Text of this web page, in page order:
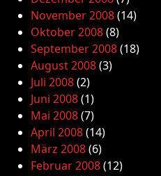
November 2008(14)
Oktober 2008(8)
September 2008(18)
August 2008(3)
Juli 2008(2)
Juni 2008(1)
Mai 2008(7)
April 2008(14)
März 2008(6)
Februar 2008(12)